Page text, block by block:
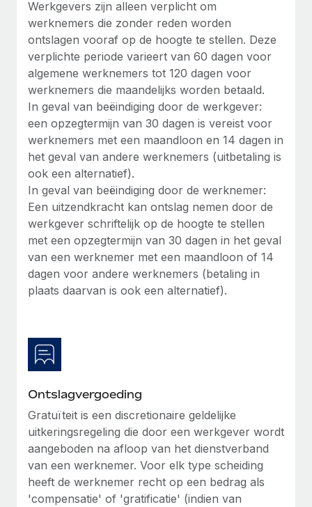
Secundaire arbeidsvoorwaarden
Eenvoudig secundaire arbeidsvoorwaarden
beheren
Productupdates van Remote: Gusto- en Xero-
integraties en Contractor Management Plus
Het blijft de missie van Remote om alle soorten bedrijven
te helpen bij het aannemen, beheren en...
Meer informatie
Hoe Phiture 55 werknemers in 19 landen
beheert met Remote
Phiture, een toonaangevende leider in de wereldwijde
mobiele groeiadviessector, zet zich sinds 2016...
Meer informatie
Werkgevers zijn alleen verplicht om
werknemers die zonder reden worden
ontslagen vooraf op de hoogte te stellen. Deze
verplichte periode varieert van 60 dagen voor
algemene werknemers tot 120 dagen voor
werknemers die maandelijks worden betaald.
In geval van beëindiging door de werkgever:
een opzegtermijn van 30 dagen is vereist voor
werknemers met een maandloon en 14 dagen in
het geval van andere werknemers (uitbetaling is
ook een alternatief).
In geval van beëindiging door de werknemer:
Een uitzendkracht kan ontslag nemen door de
werkgever schriftelijk op de hoogte te stellen
met een opzegtermijn van 30 dagen in het geval
van een werknemer met een maandloon of 14
dagen voor andere werknemers (betaling in
plaats daarvan is ook een alternatief).
Ontslagvergoeding
Gratuïteit is een discretionaire geldelijke
uitkeringsregeling die door een werkgever wordt
aangeboden na afloop van het dienstverband
van een werknemer. Voor elk type scheiding
heeft de werknemer recht op een bedrag als
'compensatie' of 'gratificatie' (indien van